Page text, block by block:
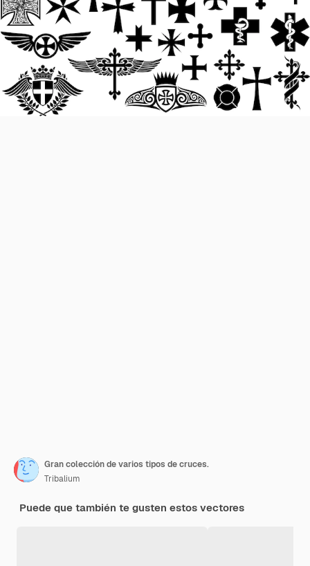
Gran colección de varios tipos de cruces.
Tribalium
Puede que también te gusten estos vectores